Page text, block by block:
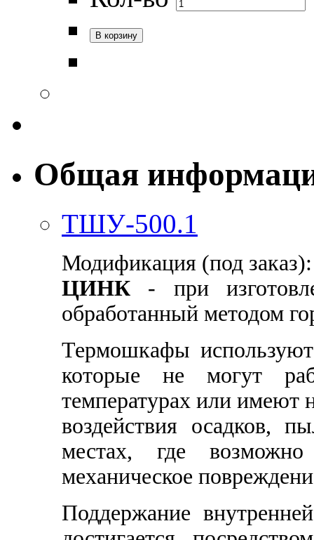
Общая
ТШУ-500.1
Модификация (под заказ):
ЦИНК
- при
обработанный методом
Термошкафы
которые не могут
температурах или имеют
воздействия осадков,
местах, где
механическое
Поддержание